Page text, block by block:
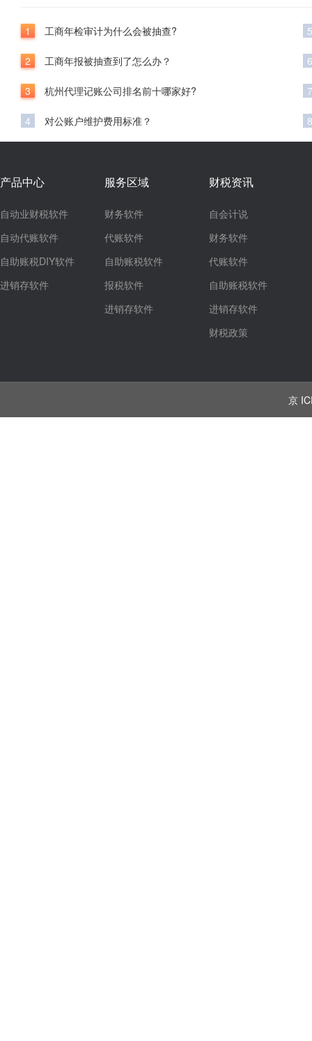
1 工商年检审计为什么会被抽查?
2 工商年报被抽查到了怎么办？
3 杭州代理记账公司排名前十哪家好?
4 对公账户维护费用标准？
5
6
7
8
产品中心
自动业财税软件
自动代账软件
自助账税DIY软件
进销存软件
服务区域
财务软件
代账软件
自助账税软件
报税软件
进销存软件
财税资讯
自会计说
财务软件
代账软件
自助账税软件
进销存软件
财税政策
京